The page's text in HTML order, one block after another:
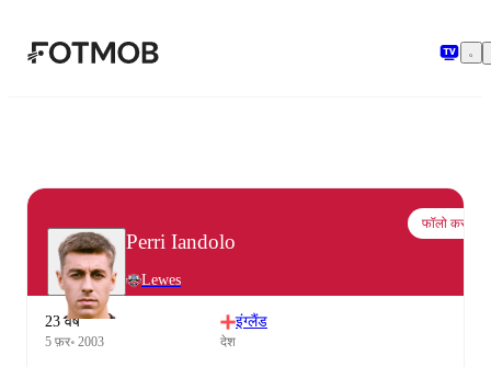
Perri Iandolo
Lewes
फॉलो करो
23 वर्ष
5 फ़र॰ 2003
इंग्लैंड
देश